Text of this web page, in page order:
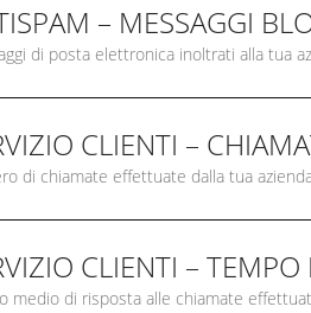
– MESSAGGI
di posta elettronica inoltrati alla tua
CLIENTI –
di chiamate effettuate dalla tua
CLIENTI –
medio di risposta alle chiamate